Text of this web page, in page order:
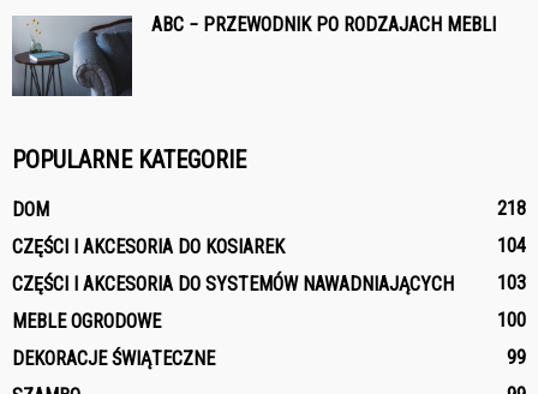
ABC − PRZEWODNIK PO RODZAJACH MEBLI
POPULARNE KATEGORIE
DOM
218
CZĘŚCI I AKCESORIA DO KOSIAREK
104
CZĘŚCI I AKCESORIA DO SYSTEMÓW NAWADNIAJĄCYCH
103
MEBLE OGRODOWE
100
DEKORACJE ŚWIĄTECZNE
99